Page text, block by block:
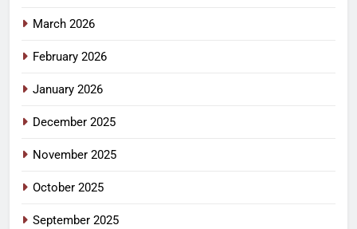
March 2026
February 2026
January 2026
December 2025
November 2025
October 2025
September 2025